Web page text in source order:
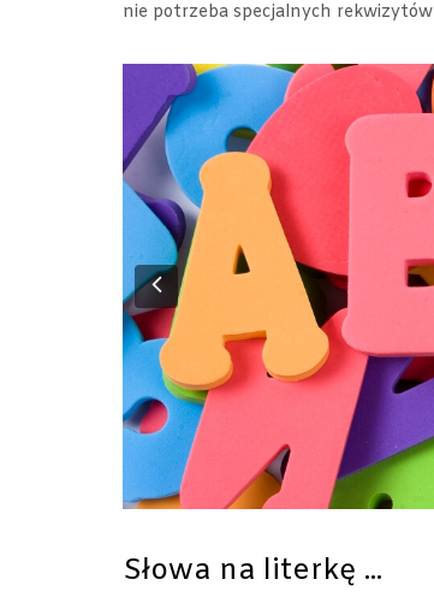
nie potrzeba specjalnych rekwizytów
Previous
Słowa na literkę ...